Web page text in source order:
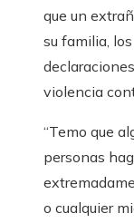
que un
su familia,
violencia
“Temo que
personas
o cualquier